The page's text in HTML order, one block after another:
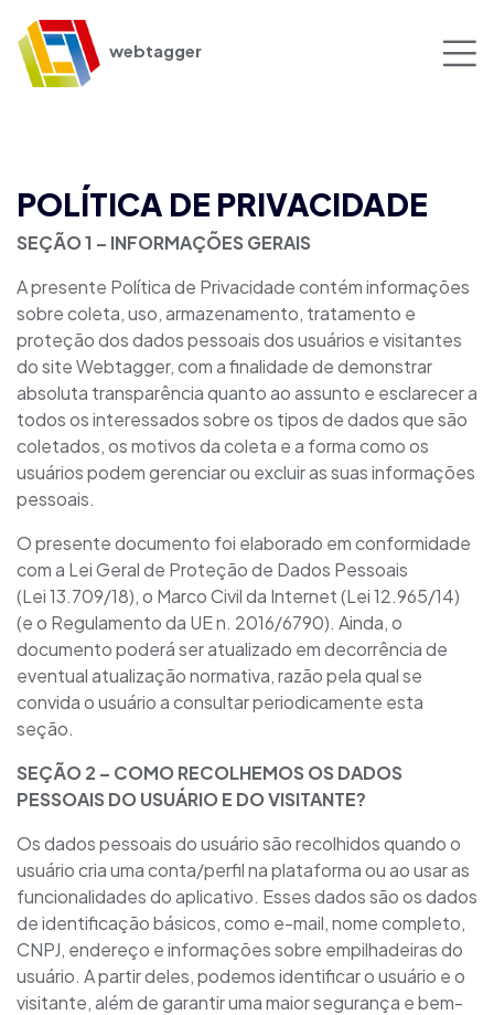
webtagger
POLÍTICA DE PRIVACIDADE
SEÇÃO 1 – INFORMAÇÕES GERAIS
A presente Política de Privacidade contém informações
sobre coleta, uso, armazenamento, tratamento e
proteção dos dados pessoais dos usuários e visitantes
do site Webtagger, com a finalidade de demonstrar
absoluta transparência quanto ao assunto e esclarecer a
todos os interessados sobre os tipos de dados que são
coletados, os motivos da coleta e a forma como os
usuários podem gerenciar ou excluir as suas informações
pessoais.
O presente documento foi elaborado em conformidade
com a Lei Geral de Proteção de Dados Pessoais
(Lei 13.709/18), o Marco Civil da Internet (Lei 12.965/14)
(e o Regulamento da UE n. 2016/6790). Ainda, o
documento poderá ser atualizado em decorrência de
eventual atualização normativa, razão pela qual se
convida o usuário a consultar periodicamente esta
seção.
SEÇÃO 2 – COMO RECOLHEMOS OS DADOS
PESSOAIS DO USUÁRIO E DO VISITANTE?
Os dados pessoais do usuário são recolhidos quando o
usuário cria uma conta/perfil na plataforma ou ao usar as
funcionalidades do aplicativo. Esses dados são os dados
de identificação básicos, como e-mail, nome completo,
CNPJ, endereço e informações sobre empilhadeiras do
usuário. A partir deles, podemos identificar o usuário e o
visitante, além de garantir uma maior segurança e bem-